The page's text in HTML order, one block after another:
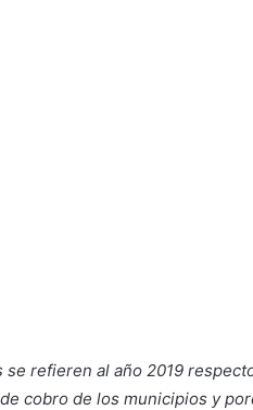
se refieren al año 2019
cobro de los municipios y